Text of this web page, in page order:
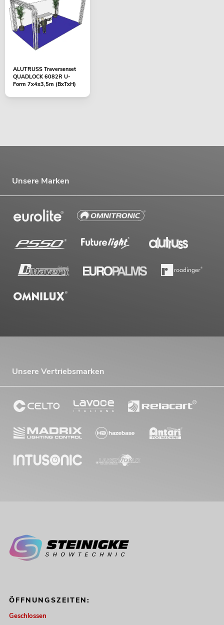
ALUTRUSS Traversenset
QUADLOCK 6082R U-
Form 7x4x3,5m (BxTxH)
Unsere Marken
Unsere Vertriebsmarken
ÖFFNUNGSZEITEN:
Geschlossen